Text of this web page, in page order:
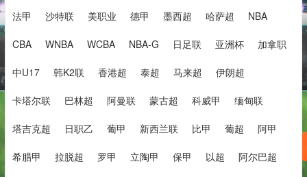
法甲 沙特联 美职业 德甲 墨西超 哈萨超 NBA
CBA WNBA WCBA NBA-G 日足联 亚洲杯 加拿职
中U17 韩K2联 香港超 泰超 马来超 伊朗超
卡塔尔联 巴林超 阿曼联 蒙古超 科威甲 缅甸联
塔吉克超 日职乙 葡甲 新西兰联 比甲 葡超 阿甲
希腊甲 拉脱超 罗甲 立陶甲 保甲 以超 阿尔巴超